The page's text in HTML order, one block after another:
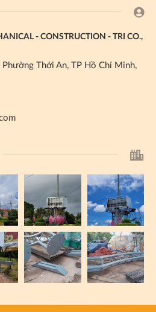
- CONSTRUCTION - TRI CO.,
Thới An, TP Hồ Chí Minh,